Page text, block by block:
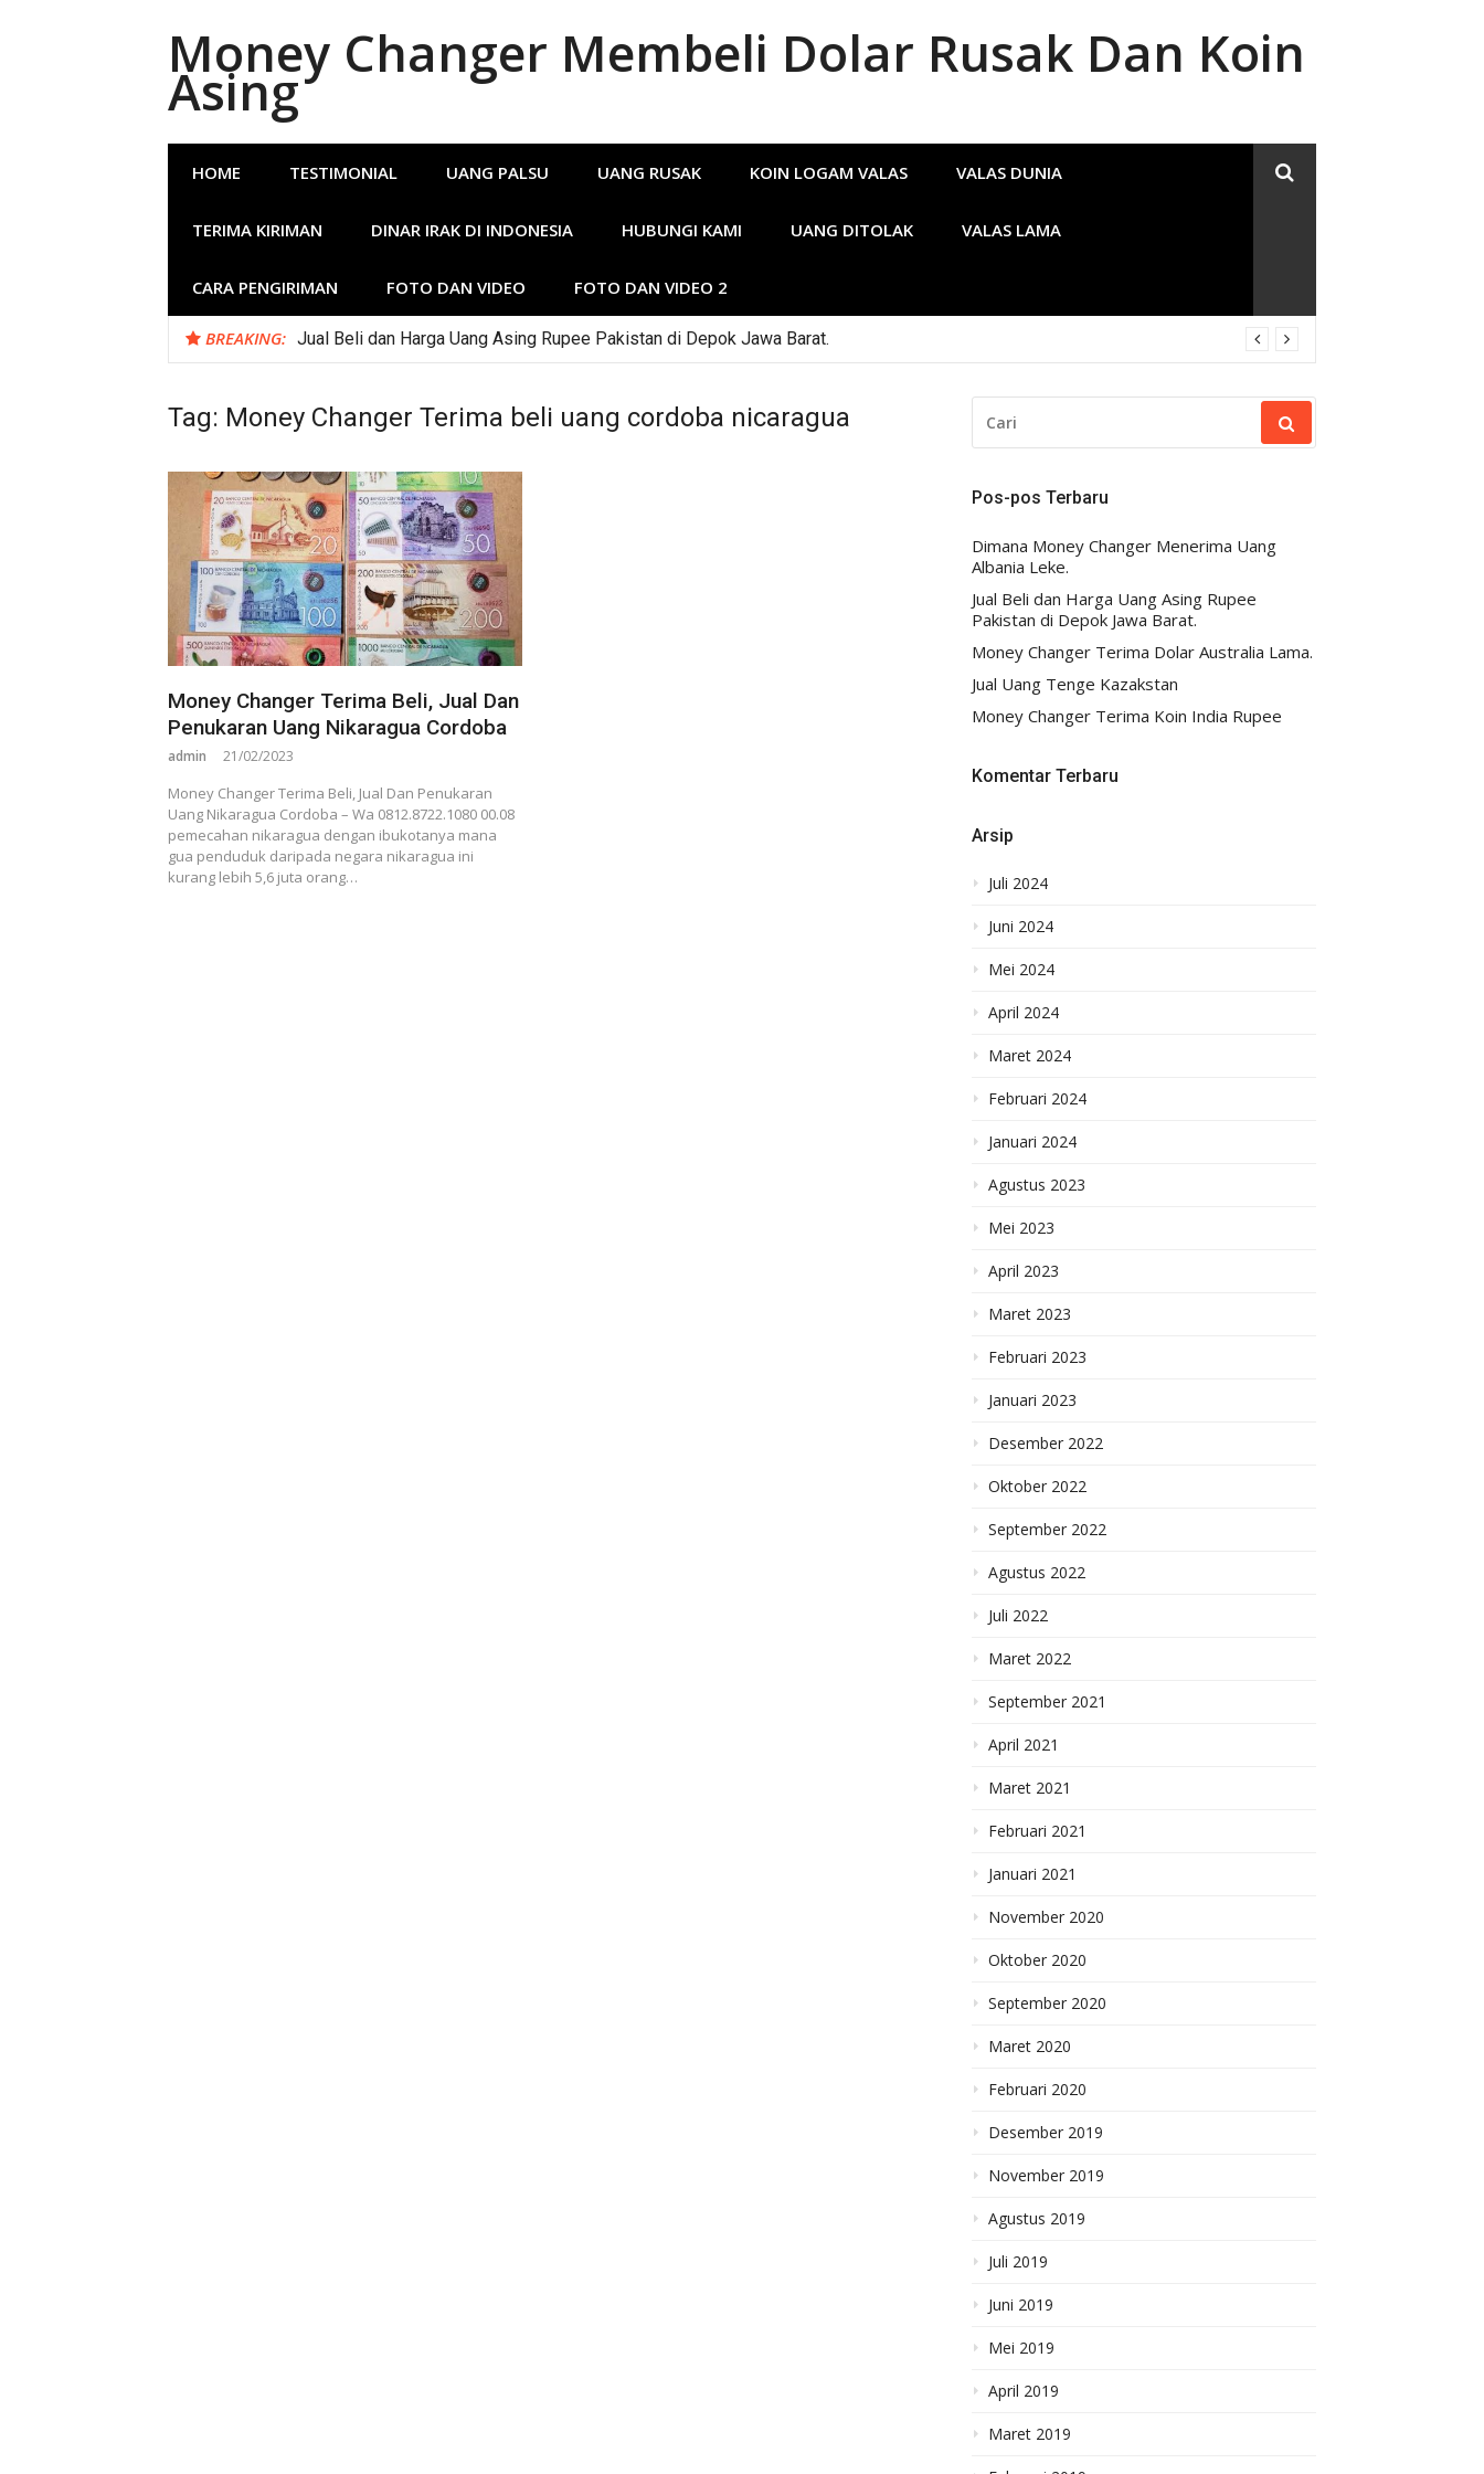
Money Changer Membeli Dolar Rusak Dan Koin
Asing
HOME TESTIMONIAL UANG PALSU UANG RUSAK KOIN LOGAM VALAS VALAS DUNIA
TERIMA KIRIMAN DINAR IRAK DI INDONESIA HUBUNGI KAMI UANG DITOLAK VALAS LAMA
CARA PENGIRIMAN FOTO DAN VIDEO FOTO DAN VIDEO 2
BREAKING: Jual Beli dan Harga Uang Asing Rupee Pakistan di Depok Jawa Barat.
Tag: Money Changer Terima beli uang cordoba nicaragua
Money Changer Terima Beli, Jual Dan
Penukaran Uang Nikaragua Cordoba
admin 21/02/2023
Money Changer Terima Beli, Jual Dan Penukaran
Uang Nikaragua Cordoba – Wa 0812.8722.1080 00.08
pemecahan nikaragua dengan ibukotanya mana
gua penduduk daripada negara nikaragua ini
kurang lebih 5,6 juta orang…
UNTUK:
Pos-pos Terbaru
Dimana Money Changer Menerima Uang
Albania Leke.
Jual Beli dan Harga Uang Asing Rupee
Pakistan di Depok Jawa Barat.
Money Changer Terima Dolar Australia Lama.
Jual Uang Tenge Kazakstan
Money Changer Terima Koin India Rupee
Komentar Terbaru
Arsip
Juli 2024
Juni 2024
Mei 2024
April 2024
Maret 2024
Februari 2024
Januari 2024
Agustus 2023
Mei 2023
April 2023
Maret 2023
Februari 2023
Januari 2023
Desember 2022
Oktober 2022
September 2022
Agustus 2022
Juli 2022
Maret 2022
September 2021
April 2021
Maret 2021
Februari 2021
Januari 2021
November 2020
Oktober 2020
September 2020
Maret 2020
Februari 2020
Desember 2019
November 2019
Agustus 2019
Juli 2019
Juni 2019
Mei 2019
April 2019
Maret 2019